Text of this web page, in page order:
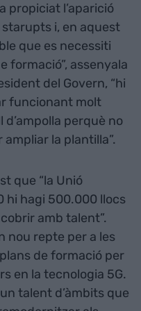
propiciat l’aparició
i, en aquest
que es necessiti
formació”, assenyala
del Govern, “hi
funcionant molt
perquè no
la plantilla”.
que “la Unió
hi hagi 500.000 llocs
amb talent”.
nou repte per a les
de formació per
en la tecnologia 5G.
talent d’àmbits que